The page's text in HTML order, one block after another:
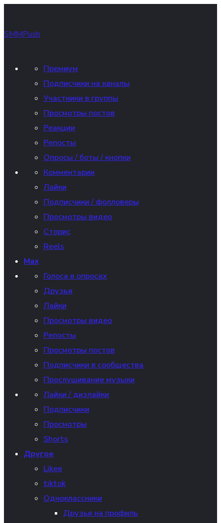
SMMPush
Премиум
Подписчики на каналы
Участники в группы
Просмотры постов
Реакции
Репосты
Опросы / боты / кнопки
Комментарии
Лайки
Подписчики / фолловеры
Просмотры видео
Сторис
Reels
Max
Голоса в опросах
Друзья
Лайки
Просмотры видео
Репосты
Просмотры постов
Подписчики в сообщества
Прослушивание музыки
Лайки / дизлайки
Подписчики
Просмотры
Shorts
Другое
Likee
tiktok
Одноклассники
Друзья на профиль